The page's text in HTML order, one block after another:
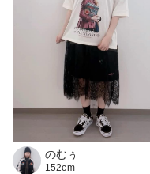
のむぅ
152cm